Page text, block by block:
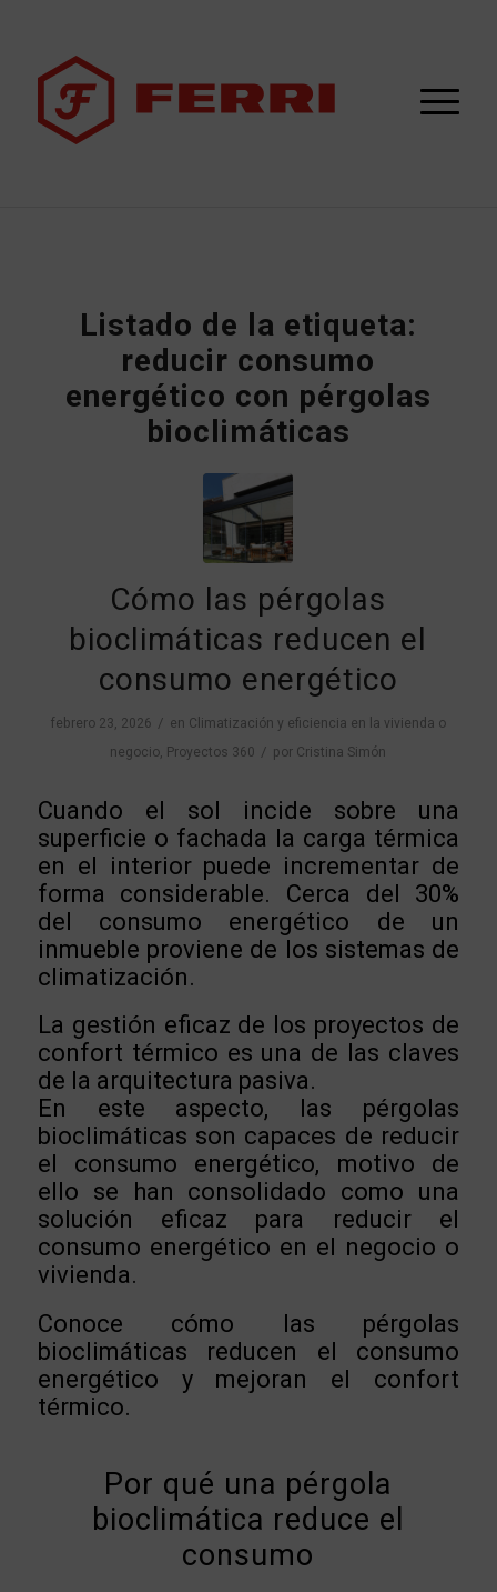
Listado de la etiqueta:
reducir consumo
energético con pérgolas
bioclimáticas
Cómo las pérgolas
bioclimáticas reducen el
consumo energético
febrero 23, 2026 / en Climatización y eficiencia en la vivienda o
negocio, Proyectos 360 / por Cristina Simón
Cuando el sol incide sobre una
superficie o fachada la carga térmica
en el interior puede incrementar de
forma considerable. Cerca del 30%
del consumo energético de un
inmueble proviene de los sistemas de
climatización.
La gestión eficaz de los proyectos de
confort térmico es una de las claves
de la arquitectura pasiva.
En este aspecto, las pérgolas
bioclimáticas son capaces de reducir
el consumo energético, motivo de
ello se han consolidado como una
solución eficaz para reducir el
consumo energético en el negocio o
vivienda.
Conoce cómo las pérgolas
bioclimáticas reducen el consumo
energético y mejoran el confort
térmico.
Por qué una pérgola
bioclimática reduce el
consumo